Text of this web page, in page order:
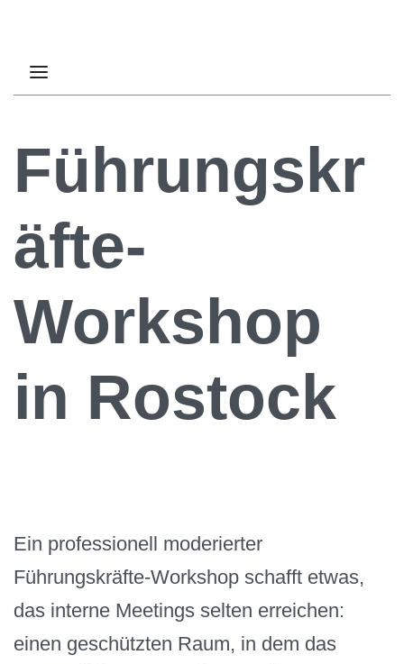
Führungskr
äfte-
Workshop
in Rostock
Ein professionell moderierter
Führungskräfte-Workshop schafft etwas,
das interne Meetings selten erreichen:
einen geschützten Raum, in dem das